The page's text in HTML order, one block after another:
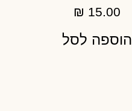
₪ 15.00
הוספה לסל